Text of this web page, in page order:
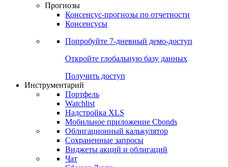
Виджет:
Портфели индексов Cbonds
Прогнозы
Консенсусы
Попробуйте7-дневный
Откройте глобальную базу данных
Получить доступ
Инструментарий
Портфель
Watchlist
Надстройка XLS
Мобильное приложение Cbonds